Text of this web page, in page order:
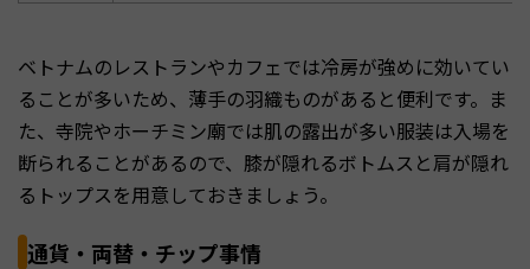
ベトナムのレストランやカフェでは冷房が強めに効いてい
ることが多いため、薄手の羽織ものがあると便利です。ま
た、寺院やホーチミン廟では肌の露出が多い服装は入場を
断られることがあるので、膝が隠れるボトムスと肩が隠れ
るトップスを用意しておきましょう。
通貨・両替・チップ事情